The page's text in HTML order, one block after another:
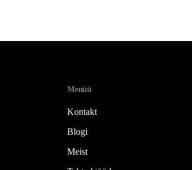
Menüü
Kontakt
Blogi
Meist